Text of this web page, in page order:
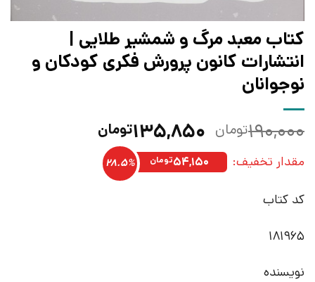
کتاب معبد مرگ و شمشیر طلایی |
انتشارات کانون پرورش فکری کودکان و
نوجوانان
۱۹۰,۰۰۰تومان قیمت
اصلی:
۱۹۰,۰۰۰تومان
۱۳۵,۸۵۰تومان
مقدار تخفیف: ۵۴,۱۵۰تومان 28.5%
کد کتاب
181965
نویسنده